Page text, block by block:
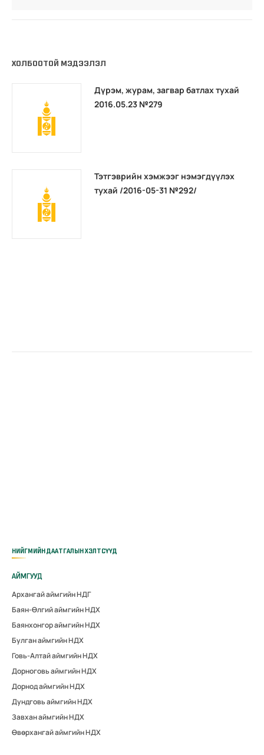
ХОЛБООТОЙ МЭДЭЭЛЭЛ
Дүрэм, журам, загвар батлах тухай
2016.05.23 №279
Тэтгэврийн хэмжээг нэмэгдүүлэх
тухай /2016-05-31 №292/
НИЙГМИЙН ДААТГАЛЫН ХЭЛТСҮҮД
АЙМГУУД
Архангай аймгийн НДГ
Баян-Өлгий аймгийн НДХ
Баянхонгор аймгийн НДХ
Булган аймгийн НДХ
Говь-Алтай аймгийн НДХ
Дорноговь аймгийн НДХ
Дорнод аймгийн НДХ
Дундговь аймгийн НДХ
Завхан аймгийн НДХ
Өвөрхангай аймгийн НДХ